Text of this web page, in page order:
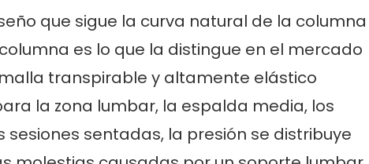
que sigue la curva natural de la columna
es lo que la distingue en el mercado
transpirable y altamente elástico
la zona lumbar, la espalda media, los
sentadas, la presión se distribuye